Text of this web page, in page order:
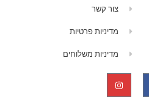
צור קשר
מדיניות פרטיות
מדיניות משלוחים